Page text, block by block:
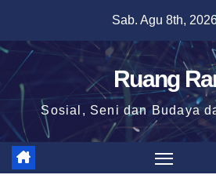
content
Sab. Agu 8th,
Ruang
Sosial, Seni dan Budaya